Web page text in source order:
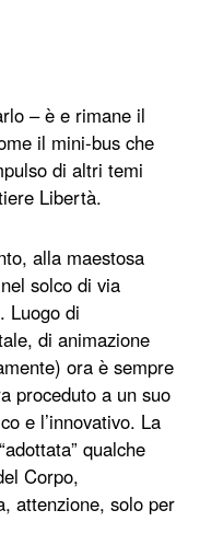
– è e rimane il
il mini-bus che
di altri temi
Libertà.
alla maestosa
solco di via
Luogo di
di animazione
ora è sempre
proceduto a un suo
e l’innovativo. La
qualche
Corpo,
attenzione, solo per